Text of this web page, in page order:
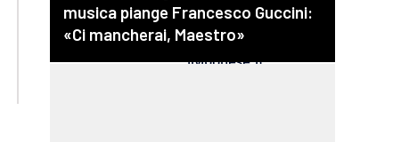
lactv.it
laconair.it
lacapitalenews.it
cosenzachannel.it
ilvibonese.it